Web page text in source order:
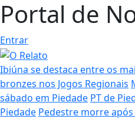
Portal de
Entrar
Ibiúna se destaca entre os
bronzes nos Jogos Regionais
sábado em Piedade PT de
Piedade Pedestre morre